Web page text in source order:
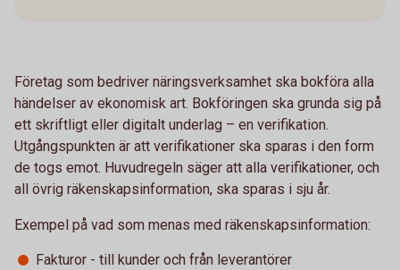
Företag som bedriver näringsverksamhet ska bokföra alla
händelser av ekonomisk art. Bokföringen ska grunda sig på
ett skriftligt eller digitalt underlag – en verifikation.
Utgångspunkten är att verifikationer ska sparas i den form
de togs emot. Huvudregeln säger att alla verifikationer, och
all övrig räkenskapsinformation, ska sparas i sju år.
Exempel på vad som menas med räkenskapsinformation:
Fakturor - till kunder och från leverantörer